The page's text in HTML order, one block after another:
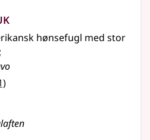
hønsefugl med stor
;